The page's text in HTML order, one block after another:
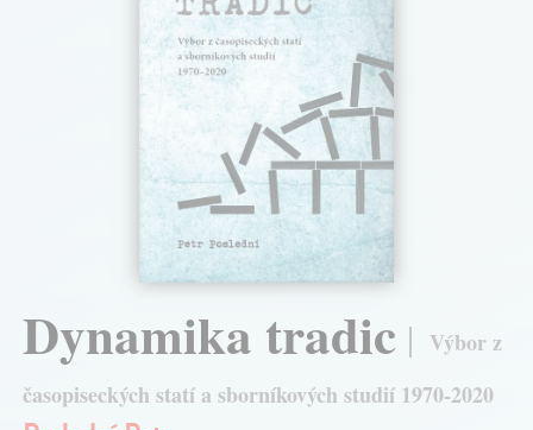
Dynamika tradic
Výbor z
časopiseckých statí a sborníkových studií 1970-2020